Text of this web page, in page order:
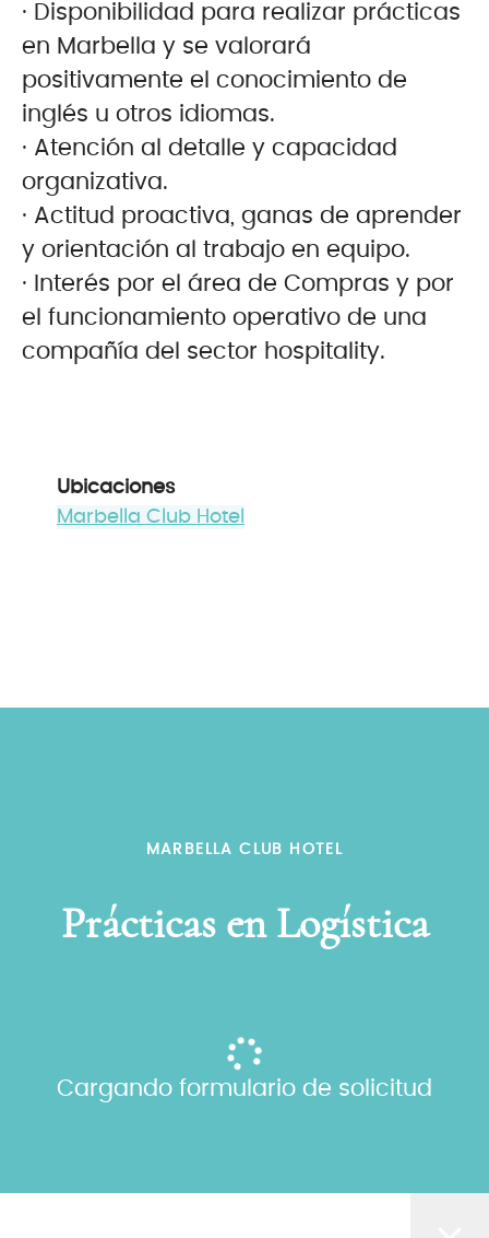
· Disponibilidad para realizar prácticas
en Marbella y se valorará
positivamente el conocimiento de
inglés u otros idiomas.
· Atención al detalle y capacidad
organizativa.
· Actitud proactiva, ganas de aprender
y orientación al trabajo en equipo.
·
Interés por el área de Compras y por
el funcionamiento operativo de una
compañía del sector hospitality.
Ubicaciones
Marbella Club Hotel
MARBELLA CLUB HOTEL
Prácticas en Logística
Cargando formulario de solicitud